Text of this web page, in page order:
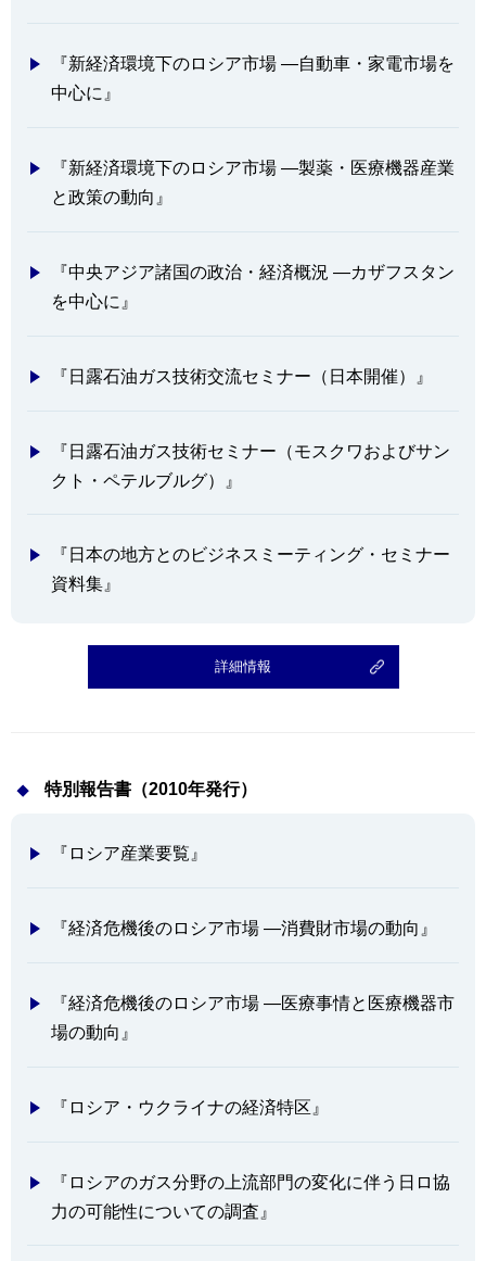
『新経済環境下のロシア市場 ―自動車・家電市場を
中心に』
『新経済環境下のロシア市場 ―製薬・医療機器産業
と政策の動向』
『中央アジア諸国の政治・経済概況 ―カザフスタン
を中心に』
『日露石油ガス技術交流セミナー（日本開催）』
『日露石油ガス技術セミナー（モスクワおよびサン
クト・ペテルブルグ）』
『日本の地方とのビジネスミーティング・セミナー
資料集』
詳細情報
特別報告書（2010年発行）
『ロシア産業要覧』
『経済危機後のロシア市場 ―消費財市場の動向』
『経済危機後のロシア市場 ―医療事情と医療機器市
場の動向』
『ロシア・ウクライナの経済特区』
『ロシアのガス分野の上流部門の変化に伴う日ロ協
力の可能性についての調査』